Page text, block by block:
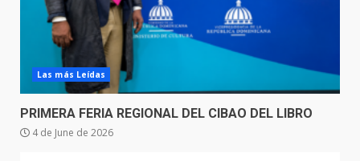
Las más Leídas
PRIMERA FERIA REGIONAL DEL CIBAO DEL LIBRO
4 de June de 2026